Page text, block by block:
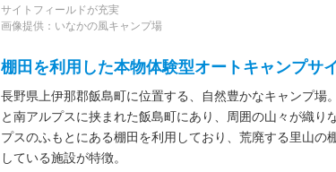
サイトフィールドが充実
画像提供：いなかの風キャンプ場
棚田を利用した本物体験型オートキャンプサ
長野県上伊那郡飯島町に位置する、自然豊かなキャンプ場
と南アルプスに挟まれた飯島町にあり、周囲の山々が織
プスのふもとにある棚田を利用しており、荒廃する里山の
している施設が特徴。